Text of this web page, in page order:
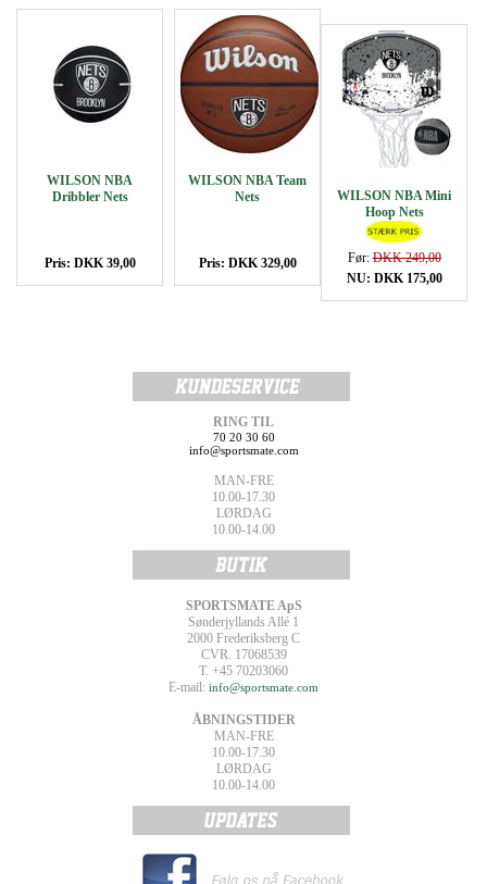
WILSON NBA
Dribbler Nets
Pris: DKK 39,00
WILSON NBA Team
Nets
Pris: DKK 329,00
WILSON NBA Mini
Hoop Nets
Før:DKK 249,00
NU: DKK 175,00
RING TIL
70 20 30 60
info@sportsmate.com
MAN-FRE
10.00-17.30
LØRDAG
10.00-14.00
SPORTSMATE ApS
Sønderjyllands Allé 1
2000 Frederiksberg C
CVR. 17068539
T. +45 70203060
E-mail: info@sportsmate.com
ÅBNINGSTIDER
MAN-FRE
10.00-17.30
LØRDAG
10.00-14.00